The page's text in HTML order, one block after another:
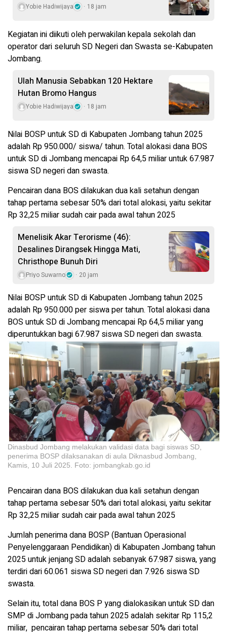
Yobie Hadiwijaya 18 jam
Kegiatan ini diikuti oleh perwakilan kepala sekolah dan
operator dari seluruh SD Negeri dan Swasta se-Kabupaten
Jombang.
Ulah Manusia Sebabkan 120 Hektare
Hutan Bromo Hangus
Yobie Hadiwijaya 18 jam
Nilai BOSP untuk SD di Kabupaten Jombang tahun 2025
adalah Rp 950.000/ siswa/ tahun. Total alokasi dana BOS
untuk SD di Jombang mencapai Rp 64,5 miliar untuk 67.987
siswa SD negeri dan swasta.
Pencairan dana BOS dilakukan dua kali setahun dengan
tahap pertama sebesar 50% dari total alokasi, yaitu sekitar
Rp 32,25 miliar sudah cair pada awal tahun 2025
Menelisik Akar Terorisme (46):
Desalines Dirangsek Hingga Mati,
Christhope Bunuh Diri
Priyo Suwarno 20 jam
Nilai BOSP untuk SD di Kabupaten Jombang tahun 2025
adalah Rp 950.000 per siswa per tahun. Total alokasi dana
BOS untuk SD di Jombang mencapai Rp 64,5 miliar yang
diperuntukkan bagi 67.987 siswa SD negeri dan swasta.
Dinasbud Jombang melakukan validasi data bagi siswas SD,
penerima BOSP dilaksanakan di aula Diknasbud Jombang,
Kamis, 10 Juli 2025. Foto: jombangkab.go.id
Pencairan dana BOS dilakukan dua kali setahun dengan
tahap pertama sebesar 50% dari total alokasi, yaitu sekitar
Rp 32,25 miliar sudah cair pada awal tahun 2025
Jumlah penerima dana BOSP (Bantuan Operasional
Penyelenggaraan Pendidikan) di Kabupaten Jombang tahun
2025 untuk jenjang SD adalah sebanyak 67.987 siswa, yang
terdiri dari 60.061 siswa SD negeri dan 7.926 siswa SD
swasta.
Selain itu, total dana BOS P yang dialokasikan untuk SD dan
SMP di Jombang pada tahun 2025 adalah sekitar Rp 115,2
miliar, pencairan tahap pertama sebesar 50% dari total